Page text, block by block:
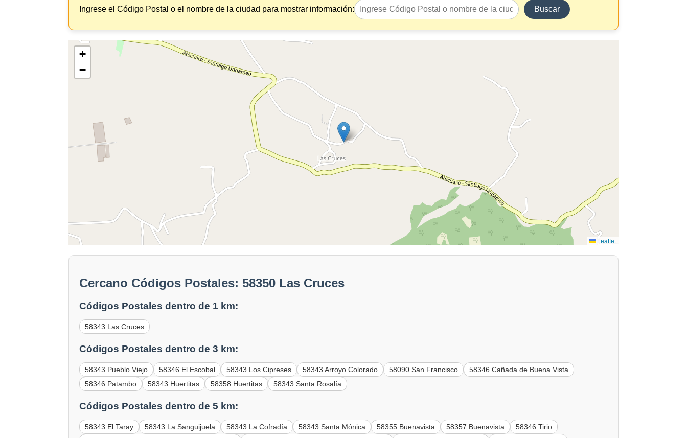
Ingrese el Código Postal o el nombre de la ciudad para mostrar información: Buscar
+
−
Leaflet
Cercano Códigos Postales: 58350 Las Cruces
Códigos Postales dentro de 1 km:
58343 Las Cruces
Códigos Postales dentro de 3 km:
58343 Pueblo Viejo 58346 El Escobal 58343 Los Cipreses 58343 Arroyo Colorado 58090 San Francisco
58346 Cañada de Buena Vista
58346 Patambo
58343 Huertitas 58358 Huertitas 58343 Santa Rosalía
Códigos Postales dentro de 5 km:
58343 El Taray 58343 La Sanguijuela 58343 La Cofradía 58343 Santa Mónica 58355 Buenavista 58357 Buenavista
58346 Tirio